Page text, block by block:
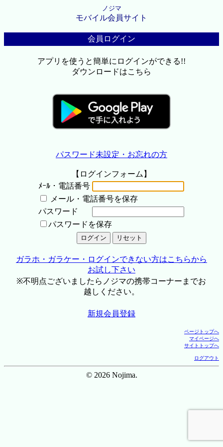
ノジマ
モバイル会員サイト
会員ログイン
アプリを使うと簡単にログインができる!!
ダウンロードはこちら
パスワード未設定・お忘れの方
【ログインフォーム】
ﾒｰﾙ・電話番号
メール・電話番号を保存
パスワード
パスワードを保存
ガラホ・ガラケー・ログインできない方はこちらから
お試し下さい
※不明点ございましたらノジマの携帯コーナーまでお
越しください。
新規会員登録
ページトップへ
マイページへ
サイトトップへ
ログアウト
© 2026 Nojima.